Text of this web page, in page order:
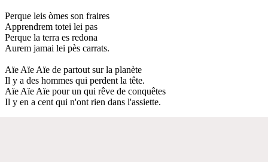
Perque leis òmes son fraires
Apprendrem totei lei pas
Perque la terra es redona
Aurem jamai lei pès carrats.
Aïe Aïe Aïe de partout sur la planète
Il y a des hommes qui perdent la tête.
Aïe Aïe Aïe pour un qui rêve de conquêtes
Il y en a cent qui n'ont rien dans l'assiette.